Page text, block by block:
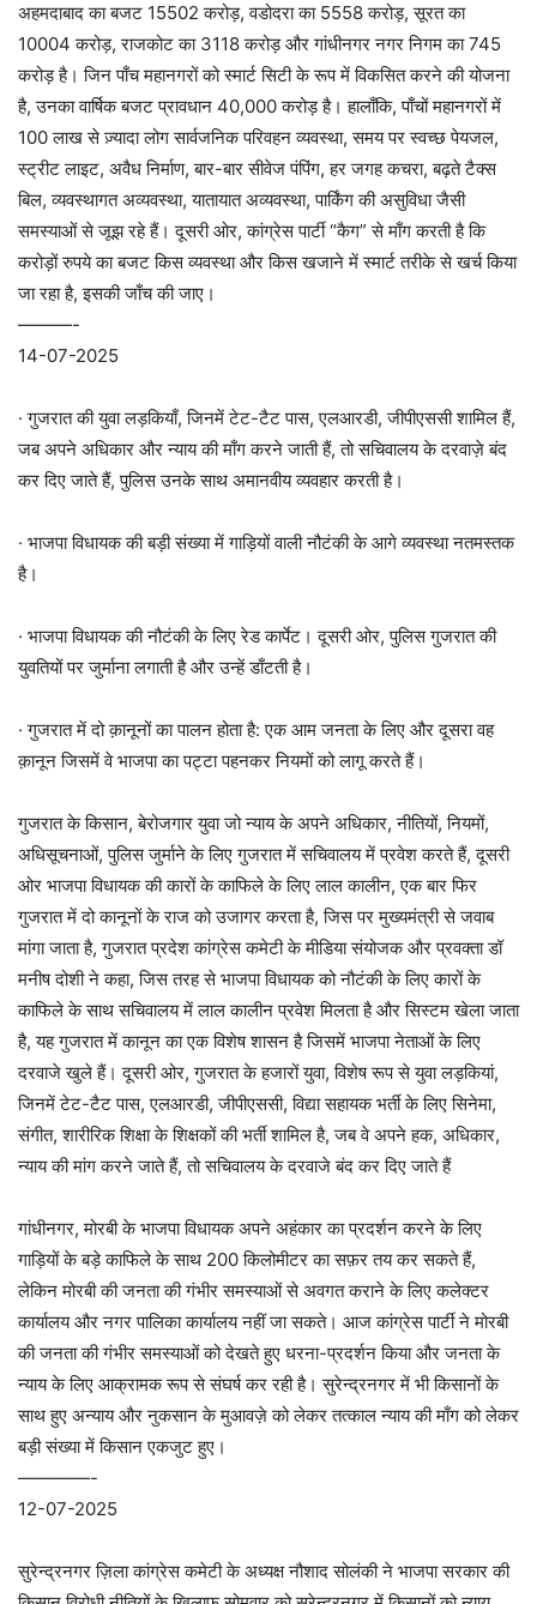
अहमदाबाद का बजट 15502 करोड़, वडोदरा का 5558 करोड़, सूरत का
10004 करोड़, राजकोट का 3118 करोड़ और गांधीनगर नगर निगम का 745
करोड़ है। जिन पाँच महानगरों को स्मार्ट सिटी के रूप में विकसित करने की योजना
है, उनका वार्षिक बजट प्रावधान 40,000 करोड़ है। हालाँकि, पाँचों महानगरों में
100 लाख से ज़्यादा लोग सार्वजनिक परिवहन व्यवस्था, समय पर स्वच्छ पेयजल,
स्ट्रीट लाइट, अवैध निर्माण, बार-बार सीवेज पंपिंग, हर जगह कचरा, बढ़ते टैक्स
बिल, व्यवस्थागत अव्यवस्था, यातायात अव्यवस्था, पार्किंग की असुविधा जैसी
समस्याओं से जूझ रहे हैं। दूसरी ओर, कांग्रेस पार्टी “कैग” से माँग करती है कि
करोड़ों रुपये का बजट किस व्यवस्था और किस खजाने में स्मार्ट तरीके से खर्च किया
जा रहा है, इसकी जाँच की जाए।
———-
14-07-2025
· गुजरात की युवा लड़कियाँ, जिनमें टेट-टैट पास, एलआरडी, जीपीएससी शामिल हैं,
जब अपने अधिकार और न्याय की माँग करने जाती हैं, तो सचिवालय के दरवाज़े बंद
कर दिए जाते हैं, पुलिस उनके साथ अमानवीय व्यवहार करती है।
· भाजपा विधायक की बड़ी संख्या में गाड़ियों वाली नौटंकी के आगे व्यवस्था नतमस्तक
है।
· भाजपा विधायक की नौटंकी के लिए रेड कार्पेट। दूसरी ओर, पुलिस गुजरात की
युवतियों पर जुर्माना लगाती है और उन्हें डाँटती है।
· गुजरात में दो क़ानूनों का पालन होता है: एक आम जनता के लिए और दूसरा वह
क़ानून जिसमें वे भाजपा का पट्टा पहनकर नियमों को लागू करते हैं।
गुजरात के किसान, बेरोजगार युवा जो न्याय के अपने अधिकार, नीतियों, नियमों,
अधिसूचनाओं, पुलिस जुर्माने के लिए गुजरात में सचिवालय में प्रवेश करते हैं, दूसरी
ओर भाजपा विधायक की कारों के काफिले के लिए लाल कालीन, एक बार फिर
गुजरात में दो कानूनों के राज को उजागर करता है, जिस पर मुख्यमंत्री से जवाब
मांगा जाता है, गुजरात प्रदेश कांग्रेस कमेटी के मीडिया संयोजक और प्रवक्ता डॉ
मनीष दोशी ने कहा, जिस तरह से भाजपा विधायक को नौटंकी के लिए कारों के
काफिले के साथ सचिवालय में लाल कालीन प्रवेश मिलता है और सिस्टम खेला जाता
है, यह गुजरात में कानून का एक विशेष शासन है जिसमें भाजपा नेताओं के लिए
दरवाजे खुले हैं। दूसरी ओर, गुजरात के हजारों युवा, विशेष रूप से युवा लड़कियां,
जिनमें टेट-टैट पास, एलआरडी, जीपीएससी, विद्या सहायक भर्ती के लिए सिनेमा,
संगीत, शारीरिक शिक्षा के शिक्षकों की भर्ती शामिल है, जब वे अपने हक, अधिकार,
न्याय की मांग करने जाते हैं, तो सचिवालय के दरवाजे बंद कर दिए जाते हैं
गांधीनगर, मोरबी के भाजपा विधायक अपने अहंकार का प्रदर्शन करने के लिए
गाड़ियों के बड़े काफिले के साथ 200 किलोमीटर का सफ़र तय कर सकते हैं,
लेकिन मोरबी की जनता की गंभीर समस्याओं से अवगत कराने के लिए कलेक्टर
कार्यालय और नगर पालिका कार्यालय नहीं जा सकते। आज कांग्रेस पार्टी ने मोरबी
की जनता की गंभीर समस्याओं को देखते हुए धरना-प्रदर्शन किया और जनता के
न्याय के लिए आक्रामक रूप से संघर्ष कर रही है। सुरेन्द्रनगर में भी किसानों के
साथ हुए अन्याय और नुकसान के मुआवज़े को लेकर तत्काल न्याय की माँग को लेकर
बड़ी संख्या में किसान एकजुट हुए।
————-
12-07-2025
सुरेन्द्रनगर ज़िला कांग्रेस कमेटी के अध्यक्ष नौशाद सोलंकी ने भाजपा सरकार की